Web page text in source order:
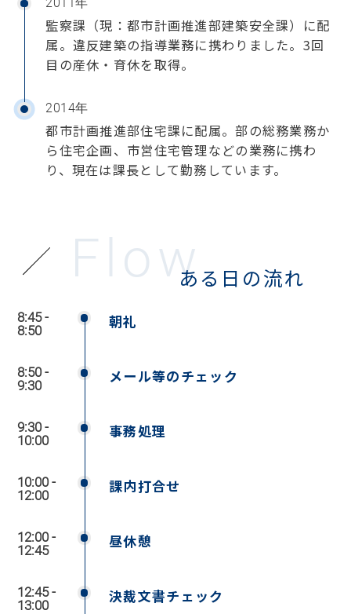
監察課（現：都市計画推進部建築安全課）に配
属。違反建築の指導業務に携わりました。3回
目の産休・育休を取得。
2014年
都市計画推進部住宅課に配属。部の総務業務か
ら住宅企画、市営住宅管理などの業務に携わ
り、現在は課長として勤務しています。
Flowある日の流れ
8:45 -
8:50
朝礼
8:50 -
9:30
メール等のチェック
9:30 -
10:00
事務処理
10:00 -
12:00
課内打合せ
12:00 -
12:45
昼休憩
12:45 -
13:00
決裁文書チェック